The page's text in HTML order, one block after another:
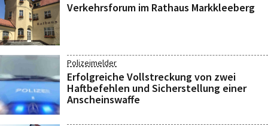
Verkehrsforum im Rathaus Markkleeberg
Polizeimelder
Erfolgreiche Vollstreckung von zwei
Haftbefehlen und Sicherstellung einer
Anscheinswaffe